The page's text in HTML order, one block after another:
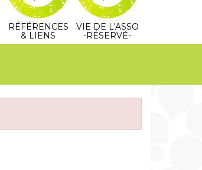
RÉFÉRENCES
& LIENS
VIE DE L'ASSO
-RÉSERVÉ-